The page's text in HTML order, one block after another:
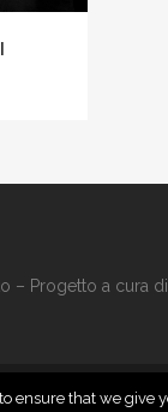
– Progetto a cura
ensure that we give